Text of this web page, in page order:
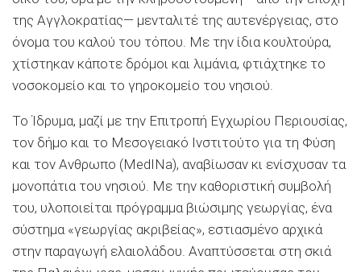
της Αγγλοκρατίας— μενταλιτέ της αυτενέργειας, στο
όνομα του καλού του τόπου. Με την ίδια κουλτούρα,
χτίστηκαν κάποτε δρόμοι και λιμάνια, φτιάχτηκε το
νοσοκομείο και το γηροκομείο του νησιού.
Το Ίδρυμα, μαζί με την Επιτροπή Εγχωρίου Περιουσίας,
τον δήμο και το Μεσογειακό Ινστιτούτο για τη Φύση
και τον Ανθρωπο (MedINa), αναβίωσαν κι ενίσχυσαν τα
μονοπάτια του νησιού. Με την καθοριστική συμβολή
του, υλοποιείται πρόγραμμα βιώσιμης γεωργίας, ένα
σύστημα «γεωργίας ακριβείας», εστιασμένο αρχικά
στην παραγωγή ελαιολάδου. Αναπτύσσεται στη σκιά